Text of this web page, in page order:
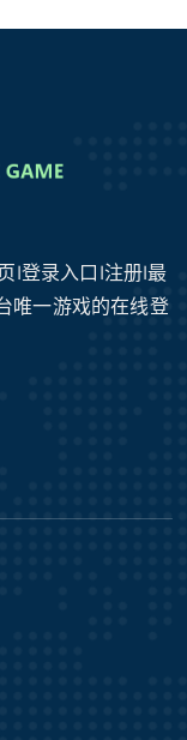
|登录入口|注册|最
唯一游戏的在线登